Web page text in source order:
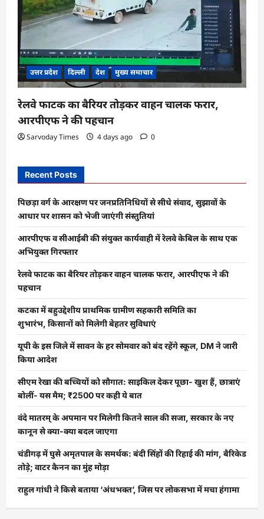
उत्तर प्रदेश दिल्ली देश मुख्य समाचार
रेलवे फाटक का बैरियर तोड़कर वाहन चालक फरार,
आरपीएफ ने की पहचान
Sarvoday Times 4 days ago 0
Recent Posts
पिछड़ा वर्ग के आरक्षण पर जनप्रतिनिधियों से सीधे संवाद, सुझावों के
आधार पर शासन को भेजी जाएंगी संस्तुतियां
आरपीएफ व सीआईबी की संयुक्त कार्यवाही में रेलवे केबिल के साथ एक
अभियुक्त गिरफ्तार
रेलवे फाटक का बैरियर तोड़कर वाहन चालक फरार, आरपीएफ ने की
पहचान
कटका में बहुउद्देशीय प्राथमिक ग्रामीण सहकारी समिति का
शुभारंभ, किसानों को मिलेगी बेहतर सुविधाएं
यूपी के इस जिले में सावन के हर सोमवार को बंद रहेंगे स्कूल, DM ने जारी
किया आदेश
सीएम रेखा की बच्चियों को सौगात: साइकिल देकर पूछा- खुश हैं, छात्राएं
बोलीं- यस मैम; ₹2500 पर कही ये बात
वंदे मातरम् के अपमान पर मिलेगी कितने साल की सजा, सरकार के नए
कानून से क्या-क्या बदल जाएगा
चंडीगढ़ में घुसे अमृतपाल के समर्थक: बंदी सिंहों की रिहाई की मांग, बैरिकेड
तोड़े; वाटर कैनन का मुंह मोड़ा
राहुल गांधी ने किसे बताया ‘अंधभक्त’, जिस पर लोकसभा में मचा हंगामा